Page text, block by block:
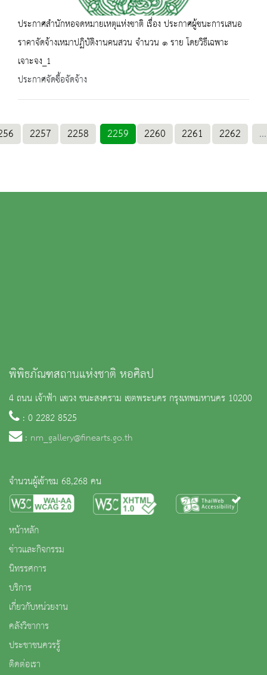
ประกาศสำนักหอจดหมายเหตุแห่งชาติ เรื่อง ประกาศผู้ชนะการเสนอ
ราคาจัดจ้างเหมาปฏิบัติงานคนสวน จำนวน ๑ ราย โดยวิธีเฉพาะ
เจาะจง_1
ประกาศจัดซื้อจัดจ้าง
2257 2258 2259 2260 2261 2262 ...
พิพิธภัณฑสถานแห่งชาติ หอศิลป
4 ถนน เจ้าฟ้า แขวง ชนะสงคราม เขตพระนคร กรุงเทพมหานคร 10200
: 0 2282 8525
: nm_gallery@finearts.go.th
จำนวนผู้เข้าชม 68,268 คน
หน้าหลัก
ข่าวและกิจกรรม
นิทรรศการ
บริการ
เกี่ยวกับหน่วยงาน
คลังวิชาการ
ประชาชนควรรู้
ติดต่อเรา